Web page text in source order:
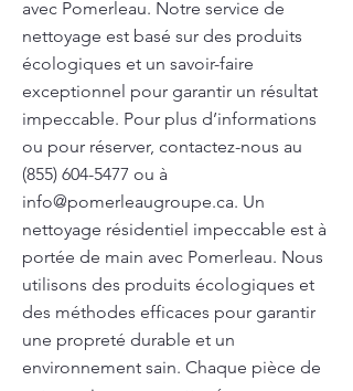
avec Pomerleau. Notre service de
nettoyage est basé sur des produits
écologiques et un savoir-faire
exceptionnel pour garantir un résultat
impeccable. Pour plus d’informations
ou pour réserver, contactez-nous au
(855) 604-5477 ou à
info@pomerleaugroupe.ca. Un
nettoyage résidentiel impeccable est à
portée de main avec Pomerleau. Nous
utilisons des produits écologiques et
des méthodes efficaces pour garantir
une propreté durable et un
environnement sain. Chaque pièce de